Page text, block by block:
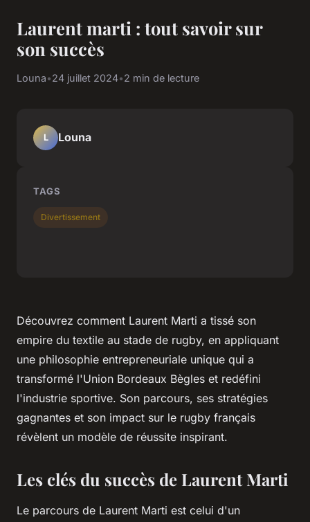
Laurent marti : tout savoir sur
son succès
Louna•24 juillet 2024•2 min de lecture
Découvrez comment Laurent Marti a tissé son
empire du textile au stade de rugby, en appliquant
une philosophie entrepreneuriale unique qui a
transformé l'Union Bordeaux Bègles et redéfini
l'industrie sportive. Son parcours, ses stratégies
gagnantes et son impact sur le rugby français
révèlent un modèle de réussite inspirant.
Les clés du succès de Laurent Marti
Le parcours de Laurent Marti est celui d'un
L Louna
TAGS
Divertissement